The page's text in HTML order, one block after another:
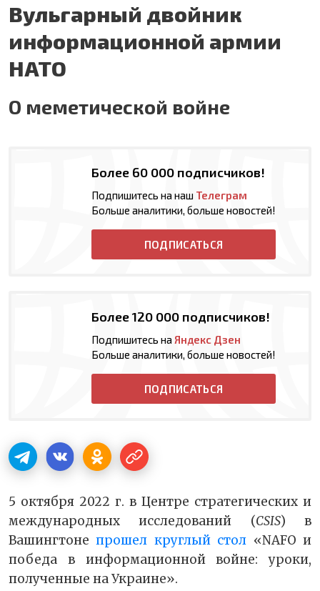
Вульгарный двойник
информационной армии
НАТО
О меметической войне
Более 60 000 подписчиков!
Подпишитесь на наш Телеграм
Больше аналитики, больше новостей!
ПОДПИСАТЬСЯ
Более 120 000 подписчиков!
Подпишитесь на Яндекс Дзен
Больше аналитики, больше новостей!
ПОДПИСАТЬСЯ
5 октября 2022 г. в Центре стратегических и
международных исследований (CSIS) в
Вашингтонепрошел круглый стол «NAFO и
победа в информационной войне: уроки,
полученные на Украине».